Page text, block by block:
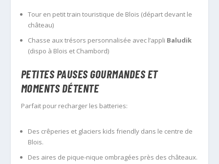
Tour en petit train touristique de Blois (départ devant le
château)
Chasse aux trésors personnalisée avec l’appli Baludik
(dispo à Blois et Chambord)
PETITES PAUSES GOURMANDES ET
MOMENTS DÉTENTE
Parfait pour recharger les batteries:
Des crêperies et glaciers kids friendly dans le centre de
Blois.
Des aires de pique-nique ombragées près des châteaux.